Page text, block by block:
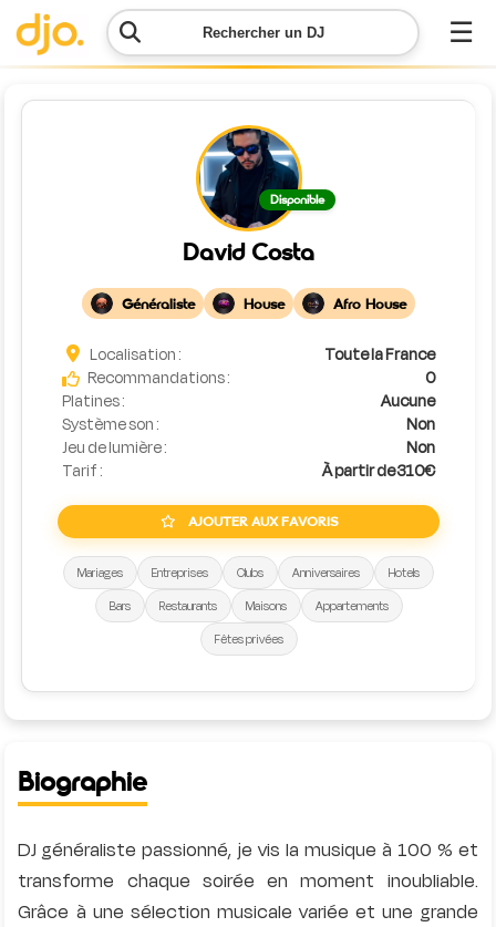
Rechercher un DJ ☰
Menu
ma
demande
Simulateur
de prix
Disponible
David Costa
Généraliste House Afro House
Localisation :
Toute la France
Recommandations :
0
Platines :
Aucune
Système son :
Non
Jeu de lumière :
Non
Tarif :
À partir de 310€
AJOUTER AUX FAVORIS
Mariages Entreprises Clubs Anniversaires
Hotels
Bars
Restaurants Maisons
Appartements
Fêtes privées
Biographie
DJ généraliste passionné, je vis la musique à 100 % et
transforme chaque soirée en moment inoubliable.
Grâce à une sélection musicale variée et une grande